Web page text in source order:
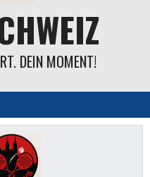
DEIN MOMENT!